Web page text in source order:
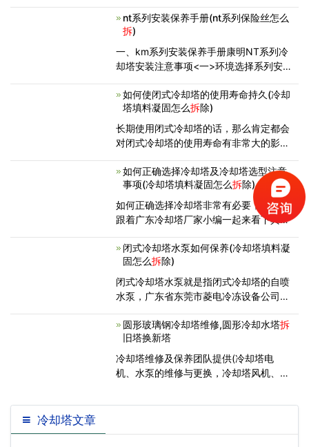
于标准线; 3.填料、壳体如有积污须及时
清除，防止堵塞，填料清洗、周期不大于
一年，一般每当使用时即清洗
nt系列安装保养手册(nt系列保险丝怎么
拆)
一、km系列安装保养手册康明NT系列冷
却塔安装注意事项<一>环境选择系列安
在适当的位置，才能得到理想的冷却效
果，在选择安装位置时应留意以下几点：
避免安装在防火通道或易反射音量的高
如何使闭式冷却塔的使用寿命持久(冷却
塔填料凝固怎么拆除)
长期使用闭式冷却塔的话，那么肯定都会
对闭式冷却塔的使用寿命有非常大的影
做好维护和清理工作，从现在的情况来看
是冷却塔，基本上每个冷却塔都有着属于
自己的使用标准。下面就跟小编一起
如何正确选择冷却塔及冷却塔选型注意
事项(冷却塔填料凝固怎么拆除)
如何正确选择冷却塔非常有必要，下面就
跟着广东冷却塔厂家小编一起来看下其中
的选择包括：高温塔、中温塔和常温塔。
2.根据安装位置的现状和噪声的要求，冷
却塔的选择包括横流塔和逆流塔
闭式冷却塔水泵如何保养(冷却塔填料凝
固怎么拆除)
闭式冷却塔水泵就是指闭式冷却塔的自喷
水泵，广东省东莞市菱电冷冻设备公司闭
的高品质机械设备水泵密封，无渗漏，长
寿命，并采用专用型室外型电动机，独特
配备的轴承厂家，确保水泵长期性靠
圆形玻璃钢冷却塔维修,圆形冷却水塔拆
旧塔换新塔
冷却塔维修及保养团队提供(冷却塔电
机、水泵的维修与更换，冷却塔风机、转
冷却塔文章